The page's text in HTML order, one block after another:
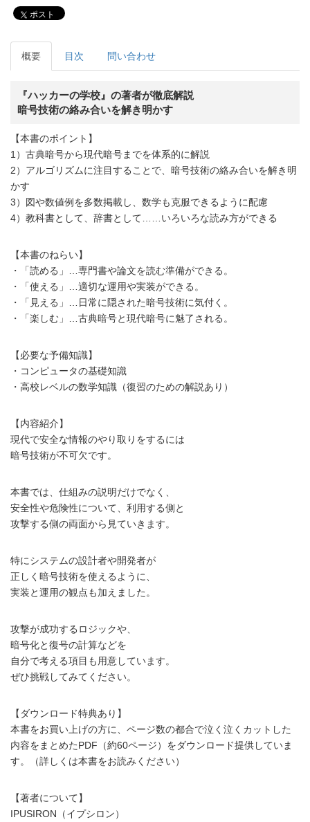
ポスト
概要 目次 問い合わせ
『ハッカーの学校』の著者が徹底解説
暗号技術の絡み合いを解き明かす
【本書のポイント】
1）古典暗号から現代暗号までを体系的に解説
2）アルゴリズムに注目することで、暗号技術の絡み合いを解き明
かす
3）図や数値例を多数掲載し、数学も克服できるように配慮
4）教科書として、辞書として……いろいろな読み方ができる
【本書のねらい】
・「読める」…専門書や論文を読む準備ができる。
・「使える」…適切な運用や実装ができる。
・「見える」…日常に隠された暗号技術に気付く。
・「楽しむ」…古典暗号と現代暗号に魅了される。
【必要な予備知識】
・コンピュータの基礎知識
・高校レベルの数学知識（復習のための解説あり）
【内容紹介】
現代で安全な情報のやり取りをするには
暗号技術が不可欠です。
本書では、仕組みの説明だけでなく、
安全性や危険性について、利用する側と
攻撃する側の両面から見ていきます。
特にシステムの設計者や開発者が
正しく暗号技術を使えるように、
実装と運用の観点も加えました。
攻撃が成功するロジックや、
暗号化と復号の計算などを
自分で考える項目も用意しています。
ぜひ挑戦してみてください。
【ダウンロード特典あり】
本書をお買い上げの方に、ページ数の都合で泣く泣くカットした
内容をまとめたPDF（約60ページ）をダウンロード提供していま
す。（詳しくは本書をお読みください）
【著者について】
IPUSIRON（イプシロン）